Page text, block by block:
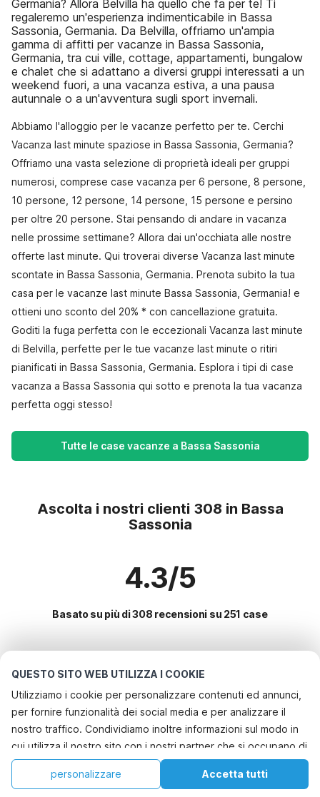
QUESTO SITO WEB UTILIZZA I COOKIE
Utilizziamo i cookie per personalizzare contenuti ed annunci,
per fornire funzionalità dei social media e per analizzare il
nostro traffico. Condividiamo inoltre informazioni sul modo in
cui utilizza il nostro sito con i nostri partner che si occupano di
analisi dei dati web, pubblicità e social media, i quali
potrebbero combinarle con altre informazioni che ha fornito
Accetta tutti
personalizzare
Germania? Allora Belvilla ha quello che fa per te! Ti
regaleremo un'esperienza indimenticabile in Bassa
Sassonia, Germania. Da Belvilla, offriamo un'ampia
gamma di affitti per vacanze in Bassa Sassonia,
Germania, tra cui ville, cottage, appartamenti, bungalow
e chalet che si adattano a diversi gruppi interessati a un
weekend fuori, a una vacanza estiva, a una pausa
autunnale o a un'avventura sugli sport invernali.
Abbiamo l'alloggio per le vacanze perfetto per te. Cerchi
Vacanza last minute spaziose in Bassa Sassonia, Germania?
Offriamo una vasta selezione di proprietà ideali per gruppi
numerosi, comprese case vacanza per 6 persone, 8 persone,
10 persone, 12 persone, 14 persone, 15 persone e persino
per oltre 20 persone. Stai pensando di andare in vacanza
nelle prossime settimane? Allora dai un'occhiata alle nostre
offerte last minute. Qui troverai diverse Vacanza last minute
scontate in Bassa Sassonia, Germania. Prenota subito la tua
casa per le vacanze last minute Bassa Sassonia, Germania! e
ottieni uno sconto del 20% * con cancellazione gratuita.
Goditi la fuga perfetta con le eccezionali Vacanza last minute
di Belvilla, perfette per le tue vacanze last minute o ritiri
pianificati in Bassa Sassonia, Germania. Esplora i tipi di case
vacanza a Bassa Sassonia qui sotto e prenota la tua vacanza
perfetta oggi stesso!
Tutte le case vacanze a Bassa Sassonia
Ascolta i nostri clienti 308 in Bassa
Sassonia
4.3/5
Basato su più di 308 recensioni su 251 case
Le destinazioni più popolari per le
vacanze
Servizi più popolari per le vacanze in Bassa sassonia
Casa vacanze a misura di bambino
Casa vacanze con giardino
Vacanza con il cane - Casa vacanze pet friendly
Le migliori regioni con i migliori servizi per le vacanze
Casa vacanze a misura di bambino mecklenburgo-pomerania
Casa vacanze a misura di bambino ostsee
Città con i migliori servizi per le vacanze
Casa Lista dei desideri Prenotazioni Account